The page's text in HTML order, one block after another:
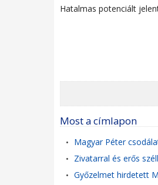
Hatalmas potenciált
Most a címlapon
• Magyar Péter
• Zivatarral és erős
• Győzelmet hirdetett